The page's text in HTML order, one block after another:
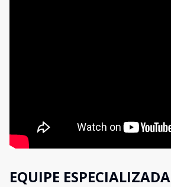
EQUIPE ESPECIALIZADA